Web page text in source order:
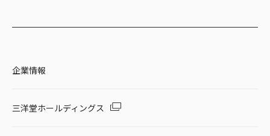
企業情報
三洋堂ホールディングス